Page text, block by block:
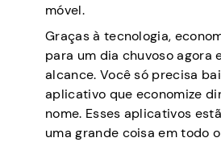
móvel.
Graças à tecnologia,
para um dia chuvoso agora
alcance. Você só precisa
aplicativo que economize
nome. Esses aplicativos
uma grande coisa em todo